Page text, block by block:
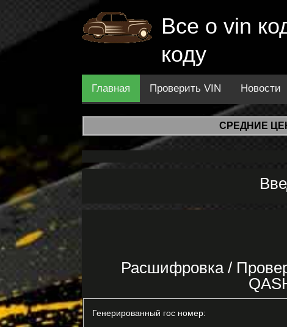
Все о vin
коду
Главная Проверить VIN Новости
СРЕДНИЕ
Расшифровка /
Генерированный гос номер: